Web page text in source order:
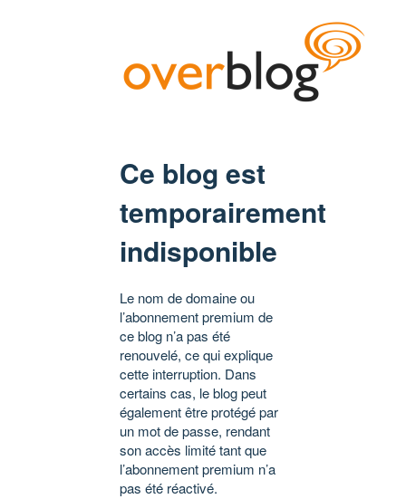
Ce blog est
temporairement
indisponible
Le nom de domaine ou
l’abonnement premium de
ce blog n’a pas été
renouvelé, ce qui explique
cette interruption. Dans
certains cas, le blog peut
également être protégé par
un mot de passe, rendant
son accès limité tant que
l’abonnement premium n’a
pas été réactivé.